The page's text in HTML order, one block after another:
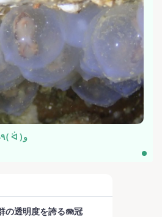
無減圧潜水時間との戦い٩( ᐛ )و
の透明度を誇る🪼冠